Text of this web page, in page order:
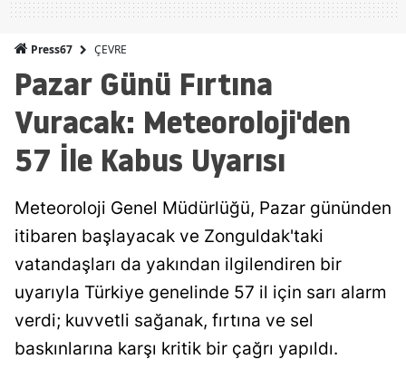
Press67 ÇEVRE
Pazar Günü Fırtına
Vuracak: Meteoroloji'den
57 İle Kabus Uyarısı
Meteoroloji Genel Müdürlüğü, Pazar gününden
itibaren başlayacak ve Zonguldak'taki
vatandaşları da yakından ilgilendiren bir
uyarıyla Türkiye genelinde 57 il için sarı alarm
verdi; kuvvetli sağanak, fırtına ve sel
baskınlarına karşı kritik bir çağrı yapıldı.